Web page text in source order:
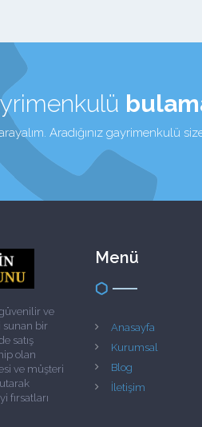
Aradığınız gayrimenkulü
ve
sunan bir
satış
olan
ve müşteri
fırsatları
Menü
Anasayfa
Kurumsal
Blog
İletişim